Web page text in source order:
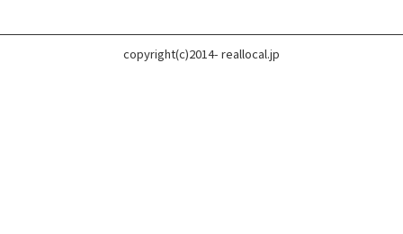
copyright(c)2014- reallocal.jp